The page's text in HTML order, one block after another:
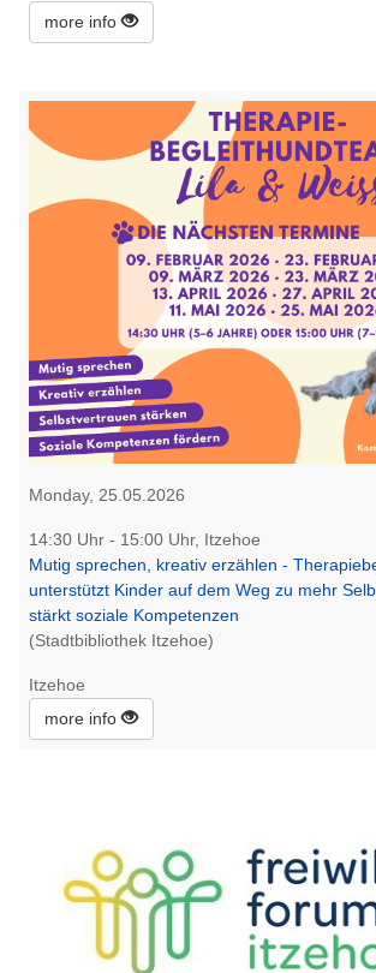
more info
Monday, 25.05.2026
14:30 Uhr - 15:00 Uhr, Itzehoe
Mutig sprechen, kreativ erzählen -
unterstützt Kinder auf dem Weg zu mehr
stärkt soziale Kompetenzen
(Stadtbibliothek Itzehoe)
Itzehoe
more info